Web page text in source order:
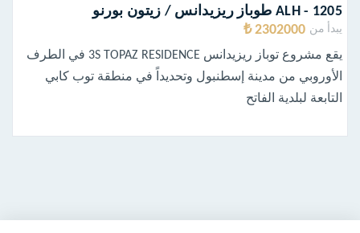
ALH - 1205 طوباز ريزيدانس / زيتون بورنو
يبدأ من 2302000 ₺
يقع مشروع توباز ريزيدانس 3S TOPAZ RESIDENCE في الطرف
الأوروبي من مدينة إسطنبول وتحديداً في منطقة توب كابي
التابعة لبلدية الفاتح